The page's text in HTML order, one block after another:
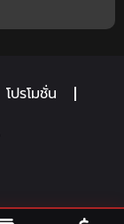
โปรโมชั่น